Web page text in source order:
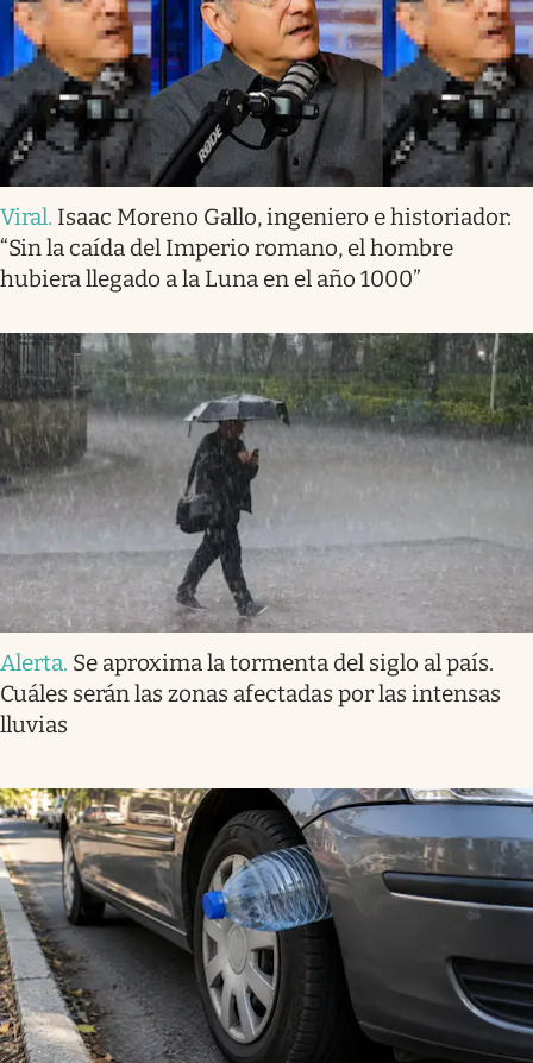
Viral. Isaac Moreno Gallo, ingeniero e historiador:
“Sin la caída del Imperio romano, el hombre
hubiera llegado a la Luna en el año 1000”
Alerta. Se aproxima la tormenta del siglo al país.
Cuáles serán las zonas afectadas por las intensas
lluvias